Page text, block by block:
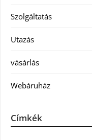
Szolgáltatás
Utazás
vásárlás
Webáruház
Címkék